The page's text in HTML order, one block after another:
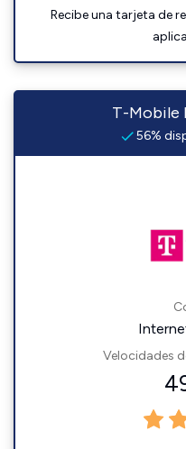
Recibe una tarjeta de
T-Mobile
56%
Velocidades